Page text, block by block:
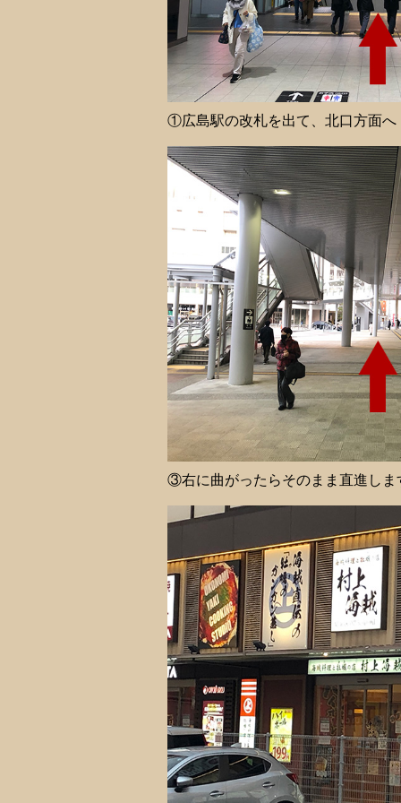
①広島駅の改札を出て、北口方面へ
③右に曲がったらそのまま直進しま